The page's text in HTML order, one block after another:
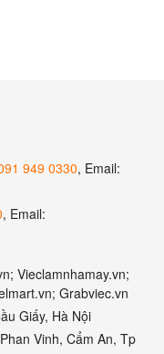
949 0330, Email:
, Email:
Vieclamnhamay.vn;
Grabviec.vn
Giấy, Hà Nội
Vinh, Cẩm An, Tp